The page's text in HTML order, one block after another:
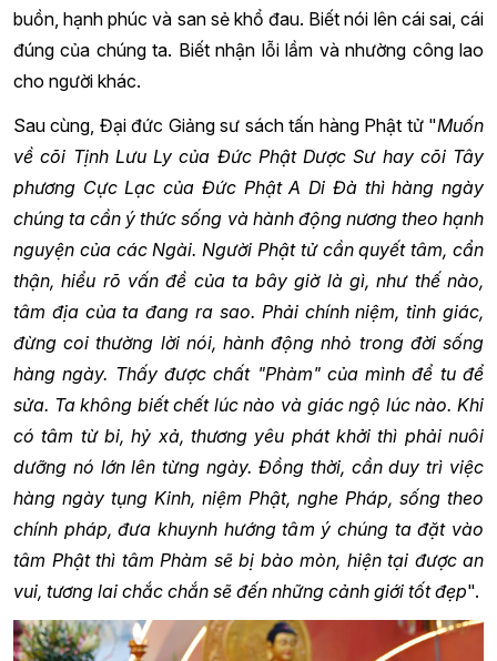
buồn, hạnh phúc và san sẻ khổ đau. Biết nói lên cái sai, cái
đúng của chúng ta. Biết nhận lỗi lầm và nhường công lao
cho người khác.
Sau cùng, Đại đức Giảng sư sách tấn hàng Phật tử "Muốn
về cõi Tịnh Lưu Ly của Đức Phật Dược Sư hay cõi Tây
phương Cực Lạc của Đức Phật A Di Đà thì hàng ngày
chúng ta cần ý thức sống và hành động nương theo hạnh
nguyện của các Ngài. Người Phật tử cần quyết tâm, cẩn
thận, hiểu rõ vấn đề của ta bây giờ là gì, như thế nào,
tâm địa của ta đang ra sao. Phải chính niệm, tỉnh giác,
đừng coi thường lời nói, hành động nhỏ trong đời sống
hàng ngày. Thấy được chất "Phàm" của mình để tu để
sửa. Ta không biết chết lúc nào và giác ngộ lúc nào. Khi
có tâm từ bi, hỷ xả, thương yêu phát khởi thì phải nuôi
dưỡng nó lớn lên từng ngày. Đồng thời, cần duy trì việc
hàng ngày tụng Kinh, niệm Phật, nghe Pháp, sống theo
chính pháp, đưa khuynh hướng tâm ý chúng ta đặt vào
tâm Phật thì tâm Phàm sẽ bị bào mòn, hiện tại được an
vui, tương lai chắc chắn sẽ đến những cảnh giới tốt đẹp".